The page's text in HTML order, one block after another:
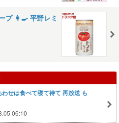
👩‍🍳 平野レミ
わせは食べて寝て待て 再放送 も
06:10